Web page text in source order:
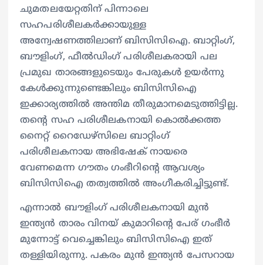
ചുമതലയേറ്റതിന് പിന്നാലെ
സഹപരിശീലകര്‍ക്കായുള്ള
അന്വേഷണത്തിലാണ് ബിസിസിഐ. ബാറ്റിംഗ്,
ബൗളിംഗ്, ഫീല്‍ഡിംഗ് പരിശീലകരായി പല
പ്രമുഖ താരങ്ങളുടെയും പേരുകള്‍ ഉയര്‍ന്നു
കേള്‍ക്കുന്നുണ്ടെങ്കിലും ബിസിസിഐ
ഇക്കാര്യത്തില്‍ അന്തിമ തീരുമാനമെടുത്തിട്ടില്ല.
തന്‍റെ സഹ പരിശീലകനായി കൊല്‍ക്കത്ത
നൈറ്റ് റൈഡേഴ്സിലെ ബാറ്റിംഗ്
പരിശീലകനായ അഭിഷേക് നായരെ
വേണമെന്ന ഗൗതം ഗംഭീറിന്‍റെ ആവശ്യം
ബിസിസിഐ തത്വത്തില്‍ അംഗീകരിച്ചിട്ടുണ്ട്.
എന്നാല്‍ ബൗളിംഗ് പരിശീലകനായി മുന്‍
ഇന്ത്യന്‍ താരം വിനയ് കുമാറിന്‍റെ പേര് ഗംഭീര്‍
മുന്നോട്ട് വെച്ചെങ്കിലും ബിസിസിഐ ഇത്
തള്ളിയിരുന്നു. പകരം മുന്‍ ഇന്ത്യന്‍ പേസറായ